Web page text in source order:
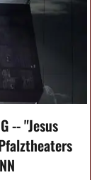
-- "Jesus